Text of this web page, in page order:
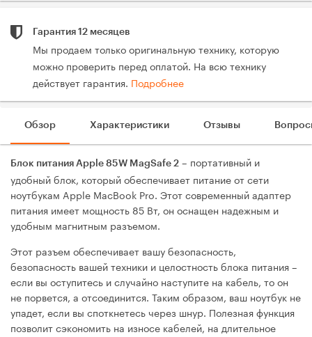
Гарантия 12 месяцев
Мы продаем только оригинальную технику, которую
можно проверить перед оплатой. На всю технику
действует гарантия. Подробнее
Обзор Характеристики Отзывы
Блок питания Apple 85W MagSafe 2 – портативный и
удобный блок, который обеспечивает питание от сети
ноутбукам Apple MacBook Pro. Этот современный адаптер
питания имеет мощность 85 Вт, он оснащен надежным и
удобным магнитным разъемом.
Этот разъем обеспечивает вашу безопасность,
безопасность вашей техники и целостность блока питания –
если вы оступитесь и случайно наступите на кабель, то он
не порвется, а отсоединится. Таким образом, ваш ноутбук не
упадет, если вы споткнетесь через шнур. Полезная функция
позволит сэкономить на износе кабелей, на длительное